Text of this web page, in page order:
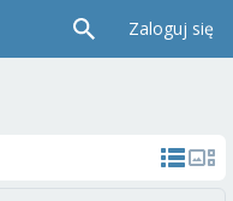
Zaloguj się